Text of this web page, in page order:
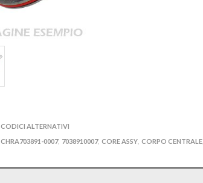
CODICI ALTERNATIVI
CHRA703891-0007, 7038910007, CORE ASSY CORPO CENTRALE